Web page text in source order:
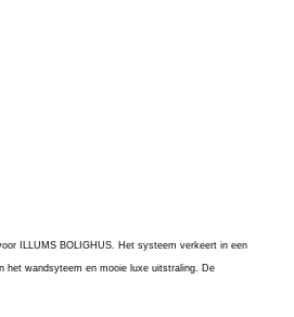
ILLUMS BOLIGHUS. Het systeem verkeert in een
het wandsyteem en mooie luxe uitstraling. De